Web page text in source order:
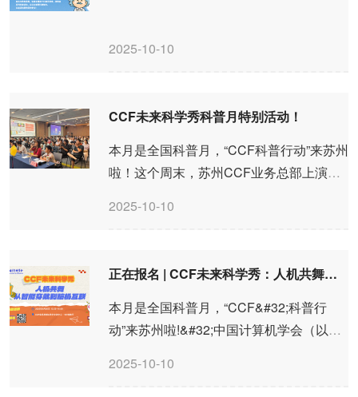
2025-10-10
CCF未来科学秀科普月特别活动！
本月是全国科普月，“CCF科普行动”来苏州
啦！这个周末，苏州CCF业务总部上演了
（CCF）计算机辅助设计与图形学专业委
2025-10-10
正在报名 | CCF未来科学秀：人机共舞从智能穿戴到脑机互联
本月是全国科普月，“CCF&#32;科普行
动”来苏州啦!&#32;中国计算机学会（以下
术知识，全力打造全新的科普品牌栏目
2025-10-10